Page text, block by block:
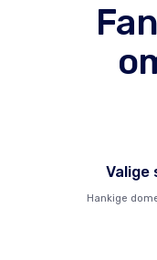
Valige
Hankige